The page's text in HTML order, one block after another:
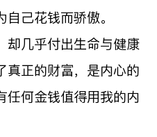
己花钱而骄傲。
却几乎付出生命与健康
真正的财富，是内心的
任何金钱值得用我的内